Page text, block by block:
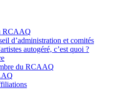
RCAAQ
d’administration et comités
autogéré, c’est quoi ?
du RCAAQ